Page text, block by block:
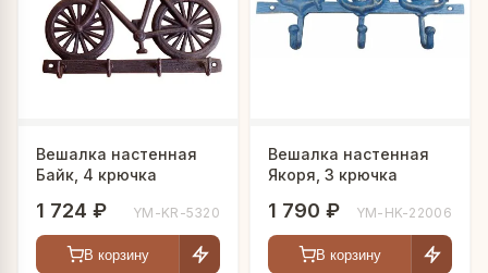
Вешалка настенная
Байк, 4 крючка
1 724 ₽ YM-KR-5320
В корзину
Вешалка настенная
Якоря, 3 крючка
1 790 ₽ YM-HK-22006
В корзину